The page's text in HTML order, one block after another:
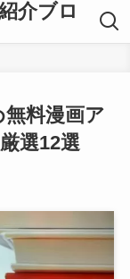
介ブロ
無料漫画ア
選12選